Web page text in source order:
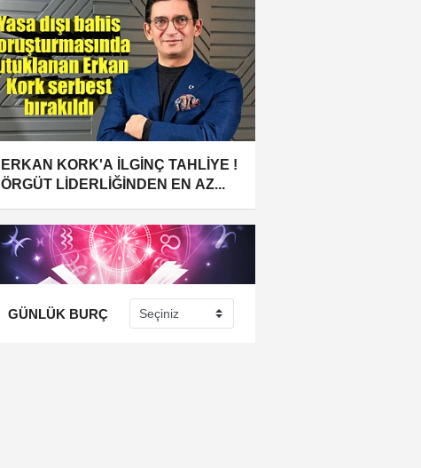
ERKAN KORK'A İLGİNÇ TAHLİYE !
ÖRGÜT LİDERLİĞİNDEN EN AZ...
GÜNLÜK BURÇ